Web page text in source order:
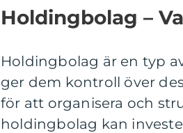
Holdingbolag –
Holdingbolag är en typ
ger dem kontroll över
för att organisera och
holdingbolag kan